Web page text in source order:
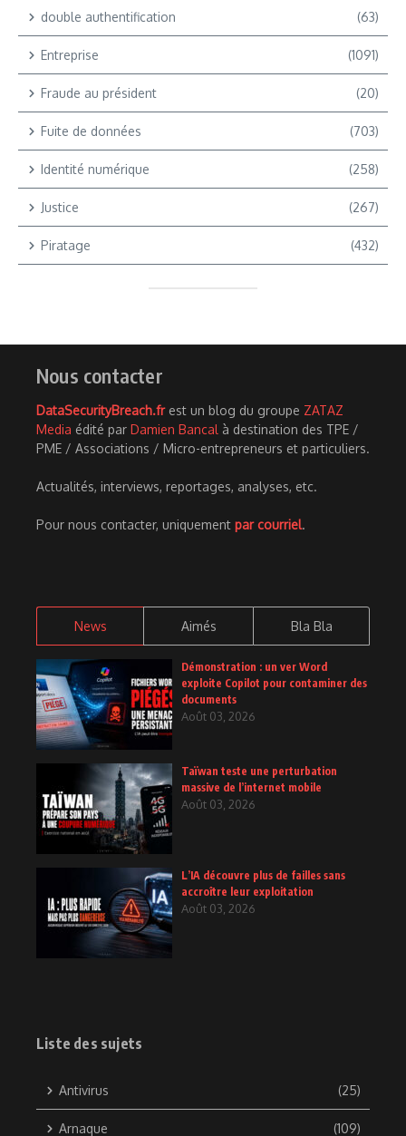
double authentification (63)
Entreprise (1091)
Fraude au président (20)
Fuite de données (703)
Identité numérique (258)
Justice (267)
Piratage (432)
Nous contacter
DataSecurityBreach.frest un blog du groupe ZATAZ
Media édité par Damien Bancal à destination des TPE /
PME / Associations / Micro-entrepreneurs et particuliers.
Actualités, interviews, reportages, analyses, etc.
Pour nous contacter, uniquement par courriel.
News Aimés Bla Bla
Démonstration : un ver Word
exploite Copilot pour contaminer des
documents
Août 03, 2026
Taïwan teste une perturbation
massive de l’internet mobile
Août 03, 2026
L’IA découvre plus de failles sans
accroître leur exploitation
Août 03, 2026
Liste des sujets
Antivirus (25)
Arnaque (109)